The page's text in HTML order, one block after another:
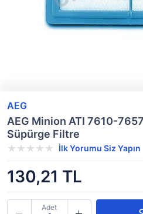
AEG
AEG Minion ATI 7610-
Süpürge Filtre
İlk Yorumu Siz Yapın
130,21 TL
Adet